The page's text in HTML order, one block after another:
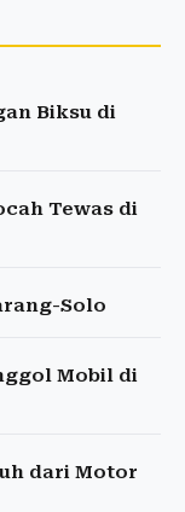
Biksu di
Tewas di
Solo
Mobil di
dari Motor